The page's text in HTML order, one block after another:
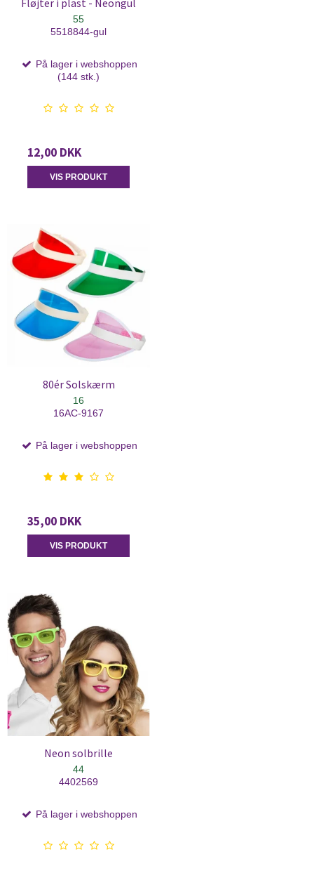
Fløjter i plast - Neongul
55
5518844-gul
På lager i webshoppen
(144 stk.)
12,00 DKK
VIS PRODUKT
80ér Solskærm
16
16AC-9167
På lager i webshoppen
35,00 DKK
VIS PRODUKT
Neon solbrille
44
4402569
På lager i webshoppen